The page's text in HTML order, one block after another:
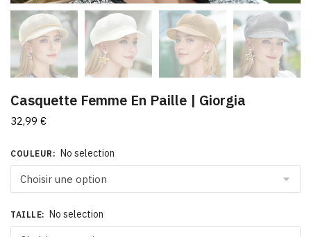
Casquette Femme En Paille | Giorgia
32,99 €
COULEUR : No selection
TAILLE: No selection